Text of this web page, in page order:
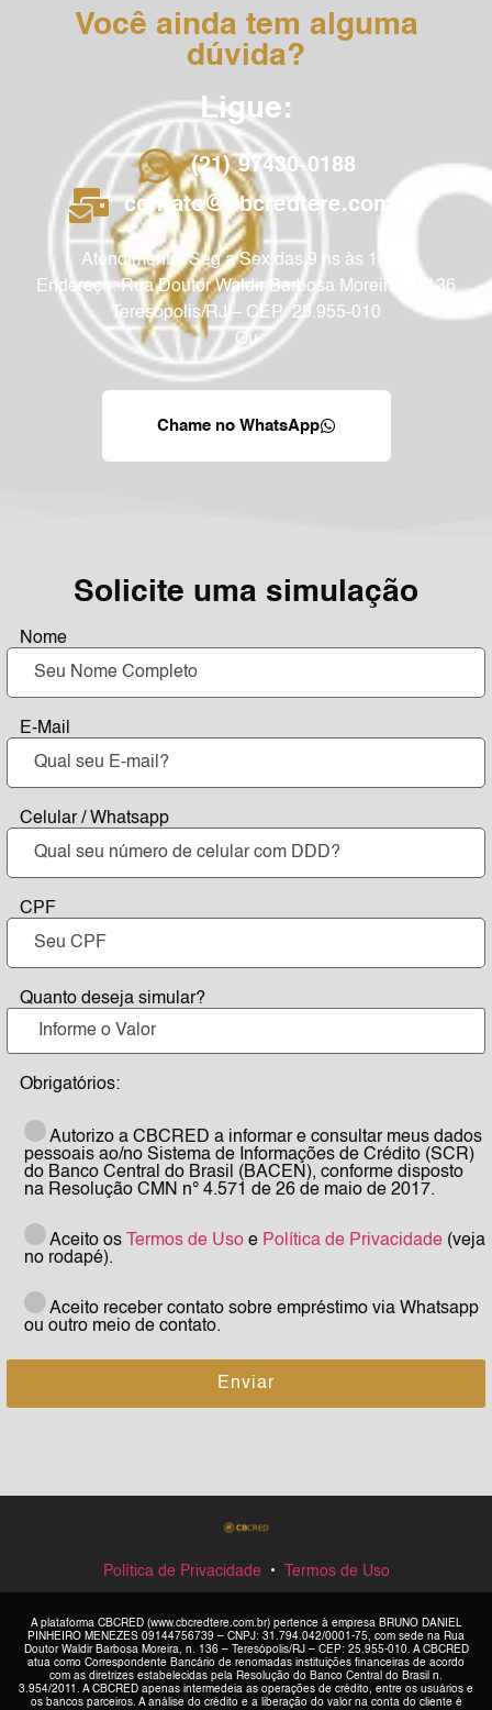
Você ainda tem alguma
dúvida?
Ligue:
(21) 97430-0188
contato@cbcredtere.com.br
Atendimento: Seg a Sex das 9 hs às 18 hs
Endereço: Rua Doutor Waldir Barbosa Moreira, n. 136
Teresópolis/RJ – CEP: 25.955-010
Ou
Chame no WhatsApp
Solicite uma simulação
⠀Nome
⠀E-Mail
⠀Celular / Whatsapp
⠀CPF
⠀Quanto deseja simular?
⠀Obrigatórios:
Autorizo a CBCRED a informar e consultar meus dados
pessoais ao/no Sistema de Informações de Crédito (SCR)
do Banco Central do Brasil (BACEN), conforme disposto
na Resolução CMN n° 4.571 de 26 de maio de 2017.
Aceito os Termos de Uso e Política de Privacidade (veja
no rodapé).
Aceito receber contato sobre empréstimo via Whatsapp
ou outro meio de contato.
Política de Privacidade• Termos de Uso
A plataforma CBCRED (www.cbcredtere.com.br) pertence à empresa BRUNO DANIEL
PINHEIRO MENEZES 09144756739 – CNPJ: 31.794.042/0001-75, com sede na Rua
Doutor Waldir Barbosa Moreira, n. 136 – Teresópolis/RJ – CEP: 25.955-010. A CBCRED
atua como Correspondente Bancário de renomadas instituições financeiras de acordo
com as diretrizes estabelecidas pela Resolução do Banco Central do Brasil n.
3.954/2011. A CBCRED apenas intermedeia as operações de crédito, entre os usuários e
os bancos parceiros. A análise do crédito e a liberação do valor na conta do cliente é